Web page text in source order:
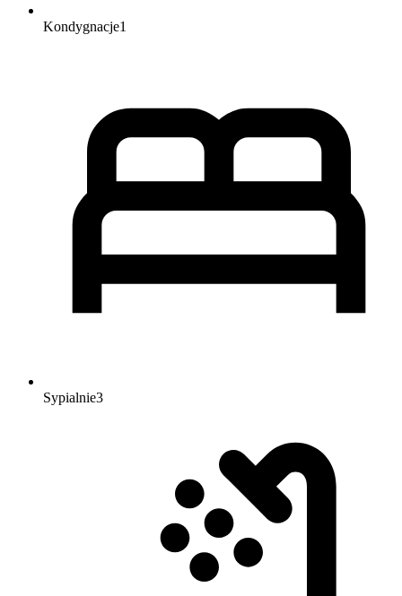
Kondygnacje1
Sypialnie3